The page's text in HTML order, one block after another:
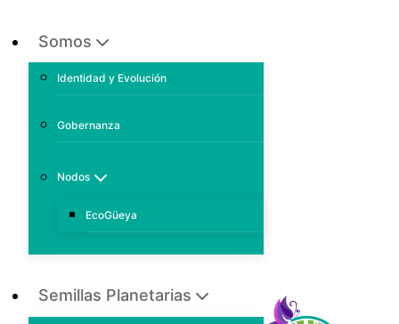
Somos
Identidad y Evolución
Gobernanza
Nodos
EcoGüeya
Semillas Planetarias